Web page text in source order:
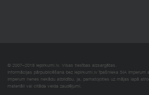
© 2007–2018 Iepirkumi.lv. Visas tiesības aizsargātas.
Informācijas pārpublicēšana bez iepirkumi.lv īpašnieka SIA Imperum
Imperum nenes nekādu atbildību, ja, pamatojoties uz mājas lapā
materiāli vai citāda veida zaudējumi.